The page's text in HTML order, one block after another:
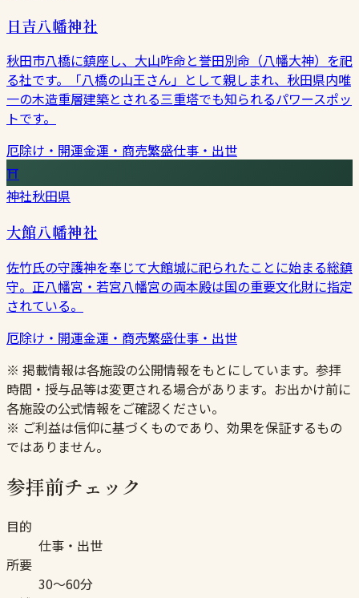
日吉八幡神社
秋田市八橋に鎮座し、大山咋命と誉田別命（八幡大神）を祀
る社です。「八橋の山王さん」として親しまれ、秋田県内唯
一の木造重層建築とされる三重塔でも知られるパワースポッ
トです。
厄除け・開運金運・商売繁盛仕事・出世
⛩
神社秋田県
大館八幡神社
佐竹氏の守護神を奉じて大館城に祀られたことに始まる総鎮
守。正八幡宮・若宮八幡宮の両本殿は国の重要文化財に指定
されている。
厄除け・開運金運・商売繁盛仕事・出世
※ 掲載情報は各施設の公開情報をもとにしています。参拝
時間・授与品等は変更される場合があります。お出かけ前に
各施設の公式情報をご確認ください。
※ ご利益は信仰に基づくものであり、効果を保証するもの
ではありません。
参拝前チェック
目的
仕事・出世
所要
30〜60分